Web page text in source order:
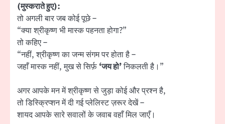
(मुस्कराते हुए):
तो अगली बार जब कोई पूछे –
“क्या श्रीकृष्ण भी मास्क पहनता होगा?”
तो कहिए –
“नहीं, श्रीकृष्ण का जन्म संगम पर होता है –
जहाँ मास्क नहीं, मुख से सिर्फ़ ‘जय हो’निकलती है।”
अगर आपके मन में श्रीकृष्ण से जुड़ा कोई और प्रश्न है,
तो डिस्क्रिप्शन में दी गई प्लेलिस्ट ज़रूर देखें –
शायद आपके सारे सवालों के जवाब वहाँ मिल जाएँ।